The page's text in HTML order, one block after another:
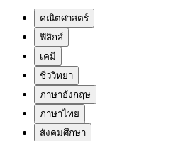
คณิตศาสตร์
ฟิสิกส์
เคมี
ชีววิทยา
ภาษาอังกฤษ
ภาษาไทย
สังคมศึกษา